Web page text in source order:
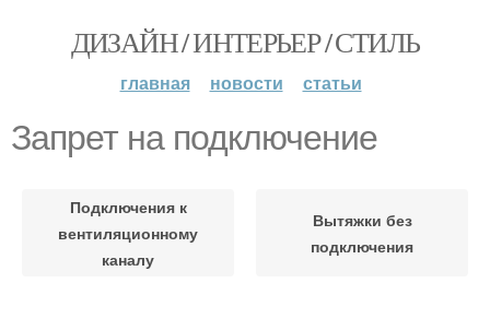
ДИЗАЙН / ИНТЕРЬЕР / СТИЛЬ
главная новости статьи
Запрет на подключение
Подключения к
вентиляционному
каналу
Вытяжки без
подключения